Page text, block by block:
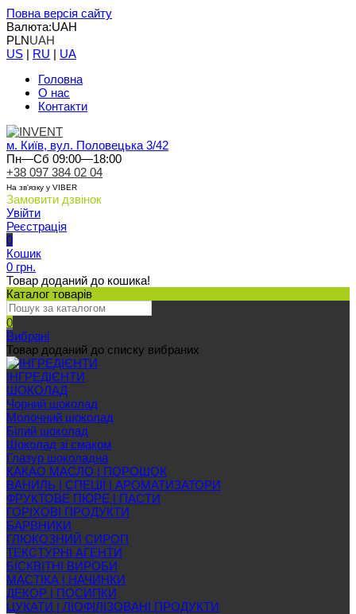
Повна версія сайту
Валюта:UAH
PLNUAH
US | RU | UA
Головна
О нас
Контакти
м. Київ, вул. Половецька 3/42
Пн—Сб 09:00—18:00
+38 097 384 02 04
На зв'язку у VIBER
Замовити дзвінок
Увійти
Реєстрація
0
Кошик
0 грн.
Товар доданий до кошика!
Каталог товарів
0
Вибрані
Товар доданий до списку вибраних
ІНГРЕДІЄНТИ
ШОКОЛАД
Чорний шоколад
Молочний шоколад
Білий шоколад
Шоколад зі смаком
Глазур шоколадна
КАКАО МАСЛО | ПОРОШОК
ВАНИЛЬ | СПЕЦІЇ | АРОМАТИЗАТОРИ
ФРУКТОВЕ ПЮРЕ | ПАСТИ
ГОРІХОВІ ПРОДУКТИ
БАРВНИКИ
ГЛЮКОЗНИЙ СИРОП
ТЕКСТУРНІ АГЕНТИ
БІСКВІТНІ ВИРОБИ
МАСТІКА | НАЧИНКИ
ДЕКОР | ПОСИПКИ
ЦУКАТИ | ЛІОФІЛІЗОВАНІ ПРОДУКТИ